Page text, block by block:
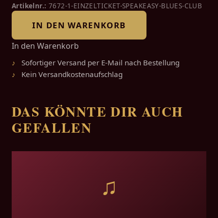
Artikelnr.: 7672-1-EINZELTICKET-SPEAKEASY-BLUES-CLUB
IN DEN WARENKORB
In den Warenkorb
Sofortiger Versand per E-Mail nach Bestellung
Kein Versandkostenaufschlag
DAS KÖNNTE DIR AUCH
GEFALLEN
♫